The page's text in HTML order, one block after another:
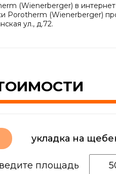
(Wienerberger) в
Porotherm (Wienerberger)
ул., д.72.
укладка на
площадь